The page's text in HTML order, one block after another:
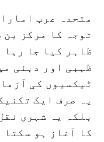
متحدہ عرب
توجہ کا مرکز
ظاہر کیا جا رہا
ظہبی اور دبئی
ٹیکسیوں کی
یہ صرف ایک
بلکہ یہ شہری
کا آغاز ہو سکتا